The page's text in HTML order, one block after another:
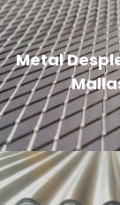
Metal